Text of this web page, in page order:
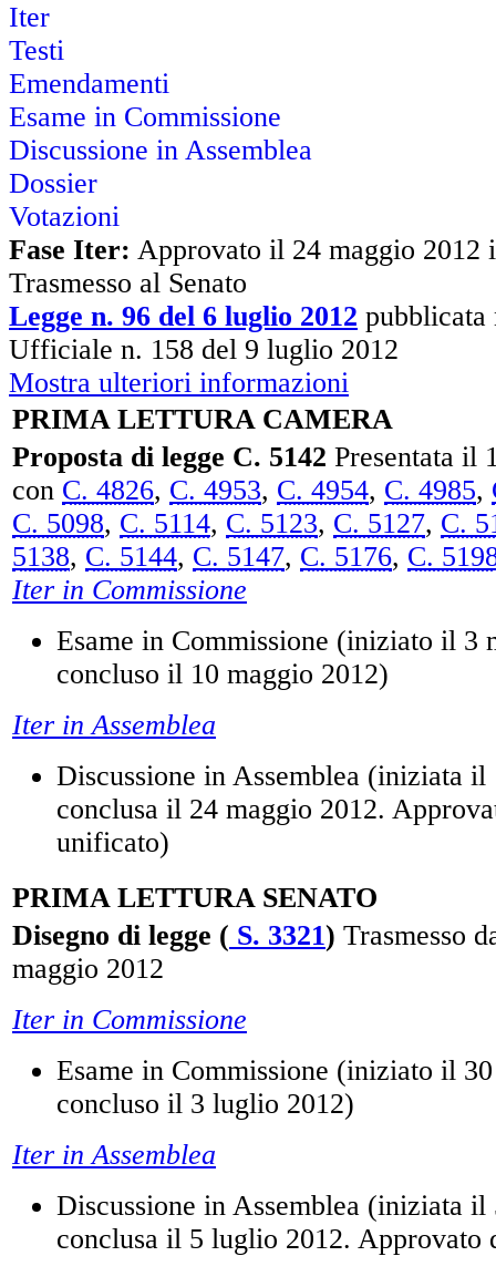
Iter
Testi
Emendamenti
Esame in Commissione
Discussione in Assemblea
Dossier
Votazioni
Fase Iter: Approvato il 24 maggio 2012
Trasmesso al Senato
Legge n. 96 del 6 luglio 2012 pubblicata
Ufficiale n. 158 del 9 luglio 2012
Mostra ulteriori informazioni
PRIMA LETTURA CAMERA
Proposta di legge C. 5142 Presentata il
con C. 4826, C. 4953, C. 4954, C. 4985,
C. 5098, C. 5114, C. 5123, C. 5127, C.
5138, C. 5144, C. 5147, C. 5176, C.
Iter in Commissione
Esame in Commissione (iniziato il 3
concluso il 10 maggio 2012)
Iter in Assemblea
Discussione in Assemblea (iniziata il
conclusa il 24 maggio 2012.
unificato)
PRIMA LETTURA SENATO
Disegno di legge ( S. 3321) Trasmesso
maggio 2012
Iter in Commissione
Esame in Commissione (iniziato il
concluso il 3 luglio 2012)
Iter in Assemblea
Discussione in Assemblea (iniziata
conclusa il 5 luglio 2012. Approvato